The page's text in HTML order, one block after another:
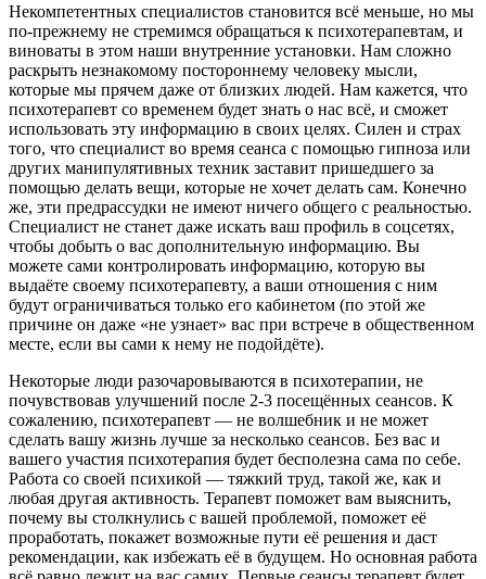
Некомпетентных специалистов становится всё меньше, но мы
по-прежнему не стремимся обращаться к психотерапевтам, и
виноваты в этом наши внутренние установки. Нам сложно
раскрыть незнакомому постороннему человеку мысли,
которые мы прячем даже от близких людей. Нам кажется, что
психотерапевт со временем будет знать о нас всё, и сможет
использовать эту информацию в своих целях. Силен и страх
того, что специалист во время сеанса с помощью гипноза или
других манипулятивных техник заставит пришедшего за
помощью делать вещи, которые не хочет делать сам. Конечно
же, эти предрассудки не имеют ничего общего с реальностью.
Специалист не станет даже искать ваш профиль в соцсетях,
чтобы добыть о вас дополнительную информацию. Вы
можете сами контролировать информацию, которую вы
выдаёте своему психотерапевту, а ваши отношения с ним
будут ограничиваться только его кабинетом (по этой же
причине он даже «не узнает» вас при встрече в общественном
месте, если вы сами к нему не подойдёте).
Некоторые люди разочаровываются в психотерапии, не
почувствовав улучшений после 2-3 посещённых сеансов. К
сожалению, психотерапевт — не волшебник и не может
сделать вашу жизнь лучше за несколько сеансов. Без вас и
вашего участия психотерапия будет бесполезна сама по себе.
Работа со своей психикой — тяжкий труд, такой же, как и
любая другая активность. Терапевт поможет вам выяснить,
почему вы столкнулись с вашей проблемой, поможет её
проработать, покажет возможные пути её решения и даст
рекомендации, как избежать её в будущем. Но основная работа